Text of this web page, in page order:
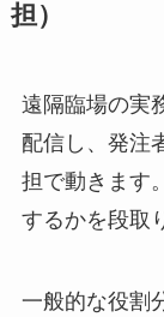
担）
遠隔臨場の実
配信し、発注
担で動きます
するかを段取
一般的な役割